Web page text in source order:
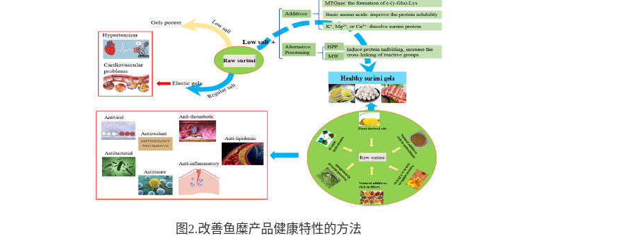
图2.改善鱼糜产品健康特性的方法